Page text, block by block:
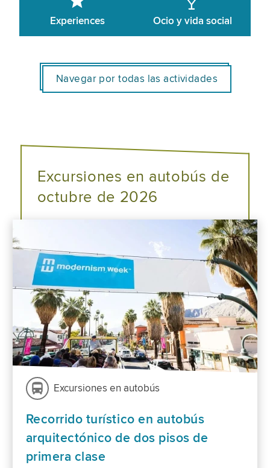
Experiences Ocio y vida social
Navegar por todas las actividades
Excursiones en autobús de
octubre de 2026
Excursiones en autobús
Recorrido turístico en autobús
arquitectónico de dos pisos de
primera clase